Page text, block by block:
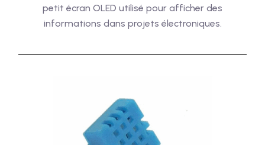
petit écran OLED utilisé pour afficher des
informations dans projets électroniques.